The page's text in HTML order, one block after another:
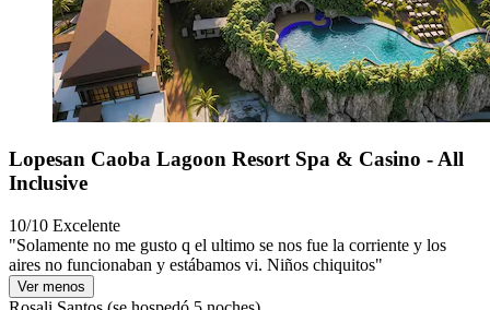
Lopesan Caoba Lagoon Resort Spa & Casino - All
Inclusive
10/10 Excelente
"Solamente no me gusto q el ultimo se nos fue la corriente y los
aires no funcionaban y estábamos vi. Niños chiquitos"
Ver menos